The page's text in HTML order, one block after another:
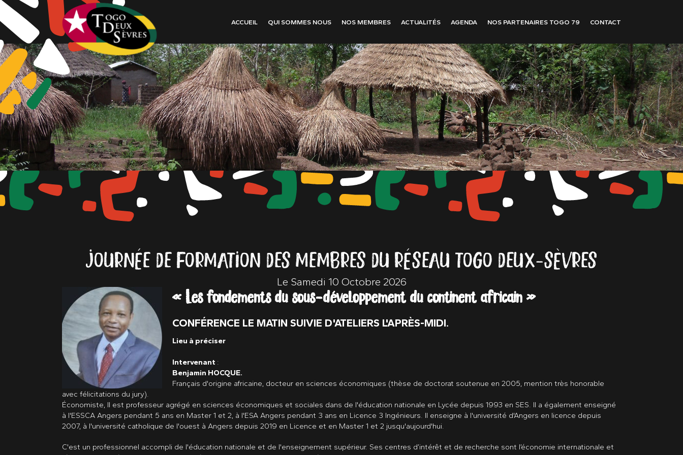
ACCUEIL QUI SOMMES NOUS NOS MEMBRES ACTUALITÉS AGENDA NOS PARTENAIRES TOGO 79 CONTACT
JOURNÉE DE FORMATION DES MEMBRES DU RÉSEAU TOGO DEUX-SÈVRES
Le Samedi 10 Octobre 2026
« Les fondements du sous-développement du continent africain »
CONFÉRENCE LE MATIN SUIVIE D'ATELIERS L'APRÈS-MIDI.
Lieu à préciser
Intervenant :
Benjamin HOCQUE.
Français d'origine africaine, docteur en sciences économiques (thèse de doctorat soutenue en 2005, mention très honorable
avec félicitations du jury).
Économiste, Il est professeur agrégé en sciences économiques et sociales dans de l'éducation nationale en Lycée depuis 1993 en SES. Il a également enseigné
à l'ESSCA Angers pendant 5 ans en Master 1 et 2, à l'ESA Angers pendant 3 ans en Licence 3 Ingénieurs. Il enseigne à l'université d'Angers en licence depuis
2007, à l'université catholique de l'ouest à Angers depuis 2019 en Licence et en Master 1 et 2 jusqu'aujourd'hui.
C'est un professionnel accompli de l'éducation nationale et de l'enseignement supérieur. Ses centres d’intérêt et de recherche sont l’économie internationale et